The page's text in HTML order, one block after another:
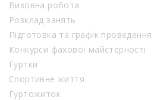
Виховна робота
Розклад занять
Підготовка та графік
Конкурси фахової майстерності
Гуртки
Спортивне життя
Гуртожиток